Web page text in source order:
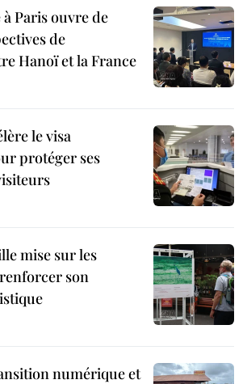
Paris ouvre de
de
Hanoï et la France
le visa
protéger ses
mise sur les
son
numérique et